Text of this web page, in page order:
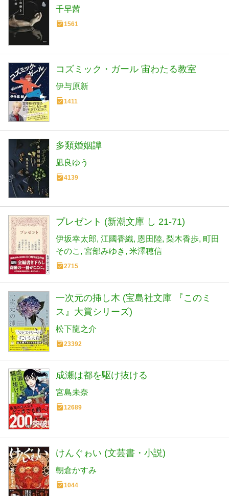
千早茜
1561
コズミック・ガール 宙わたる教室
伊与原新
1411
多類婚姻譚
凪良ゆう
4139
プレゼント (新潮文庫 し 21-71)
伊坂幸太郎 江國香織 恩田陸 梨木香歩 町田
そのこ
宮部みゆき 米澤穂信
2715
一次元の挿し木 (宝島社文庫 『このミ
ス』大賞シリーズ)
松下龍之介
23392
成瀬は都を駆け抜ける
宮島未奈
12689
けんぐゎい (文芸書・小説)
朝倉かすみ
1044